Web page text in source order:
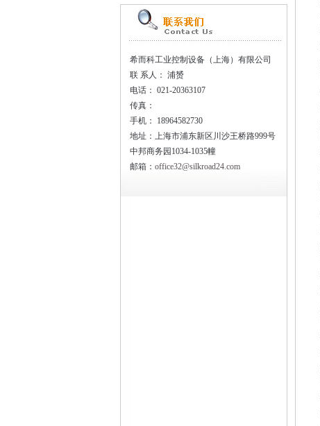
希而科工业控制设备（上海）有限公司
联 系人： 浦赟
电话： 021-20363107
传真：
手机：
18964582730
地址：上海市浦东新区川沙王桥路999号
中邦商务园1034-1035幢
邮箱： office32@silkroad24.com